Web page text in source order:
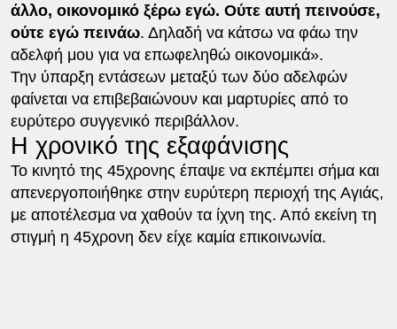
άλλο, οικονομικό ξέρω εγώ. Ούτε αυτή πεινούσε,
ούτε εγώ πεινάω. Δηλαδή να κάτσω να φάω την
αδελφή μου για να επωφεληθώ οικονομικά».
Την ύπαρξη εντάσεων μεταξύ των δύο αδελφών
φαίνεται να επιβεβαιώνουν και μαρτυρίες από το
ευρύτερο συγγενικό περιβάλλον.
Η χρονικό της εξαφάνισης
Το κινητό της 45χρονης έπαψε να εκπέμπει σήμα και
απενεργοποιήθηκε στην ευρύτερη περιοχή της Αγιάς,
με αποτέλεσμα να χαθούν τα ίχνη της. Από εκείνη τη
στιγμή η 45χρονη δεν είχε καμία επικοινωνία.